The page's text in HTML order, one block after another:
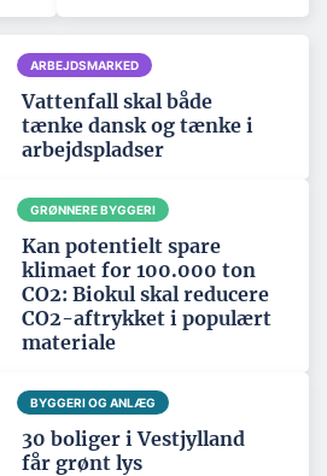
ARBEJDSMARKED
Vattenfall skal både
tænke dansk og tænke i
arbejdspladser
GRØNNERE BYGGERI
Kan potentielt spare
klimaet for 100.000 ton
CO2: Biokul skal reducere
CO2-aftrykket i populært
materiale
BYGGERI OG ANLÆG
30 boliger i Vestjylland
får grønt lys